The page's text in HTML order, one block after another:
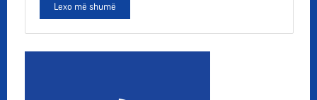
Lexo më shumë